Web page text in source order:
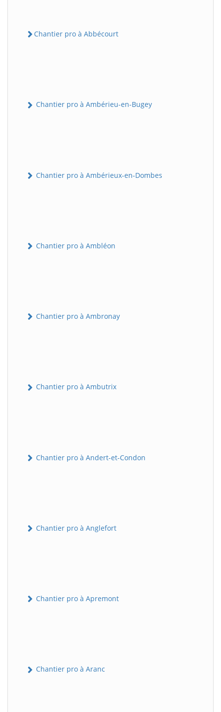
Chantier pro à Abbécourt
Chantier pro à Ambérieu-en-Bugey
Chantier pro à Ambérieux-en-Dombes
Chantier pro à Ambléon
Chantier pro à Ambronay
Chantier pro à Ambutrix
Chantier pro à Andert-et-Condon
Chantier pro à Anglefort
Chantier pro à Apremont
Chantier pro à Aranc